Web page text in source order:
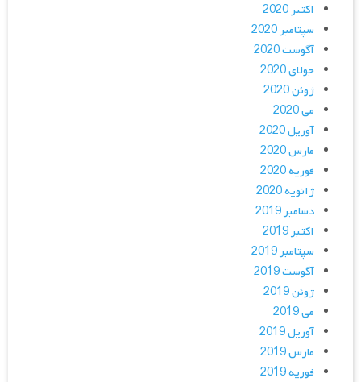
اکتبر 2020
سپتامبر 2020
آگوست 2020
جولای 2020
ژوئن 2020
می 2020
آوریل 2020
مارس 2020
فوریه 2020
ژانویه 2020
دسامبر 2019
اکتبر 2019
سپتامبر 2019
آگوست 2019
ژوئن 2019
می 2019
آوریل 2019
مارس 2019
فوریه 2019